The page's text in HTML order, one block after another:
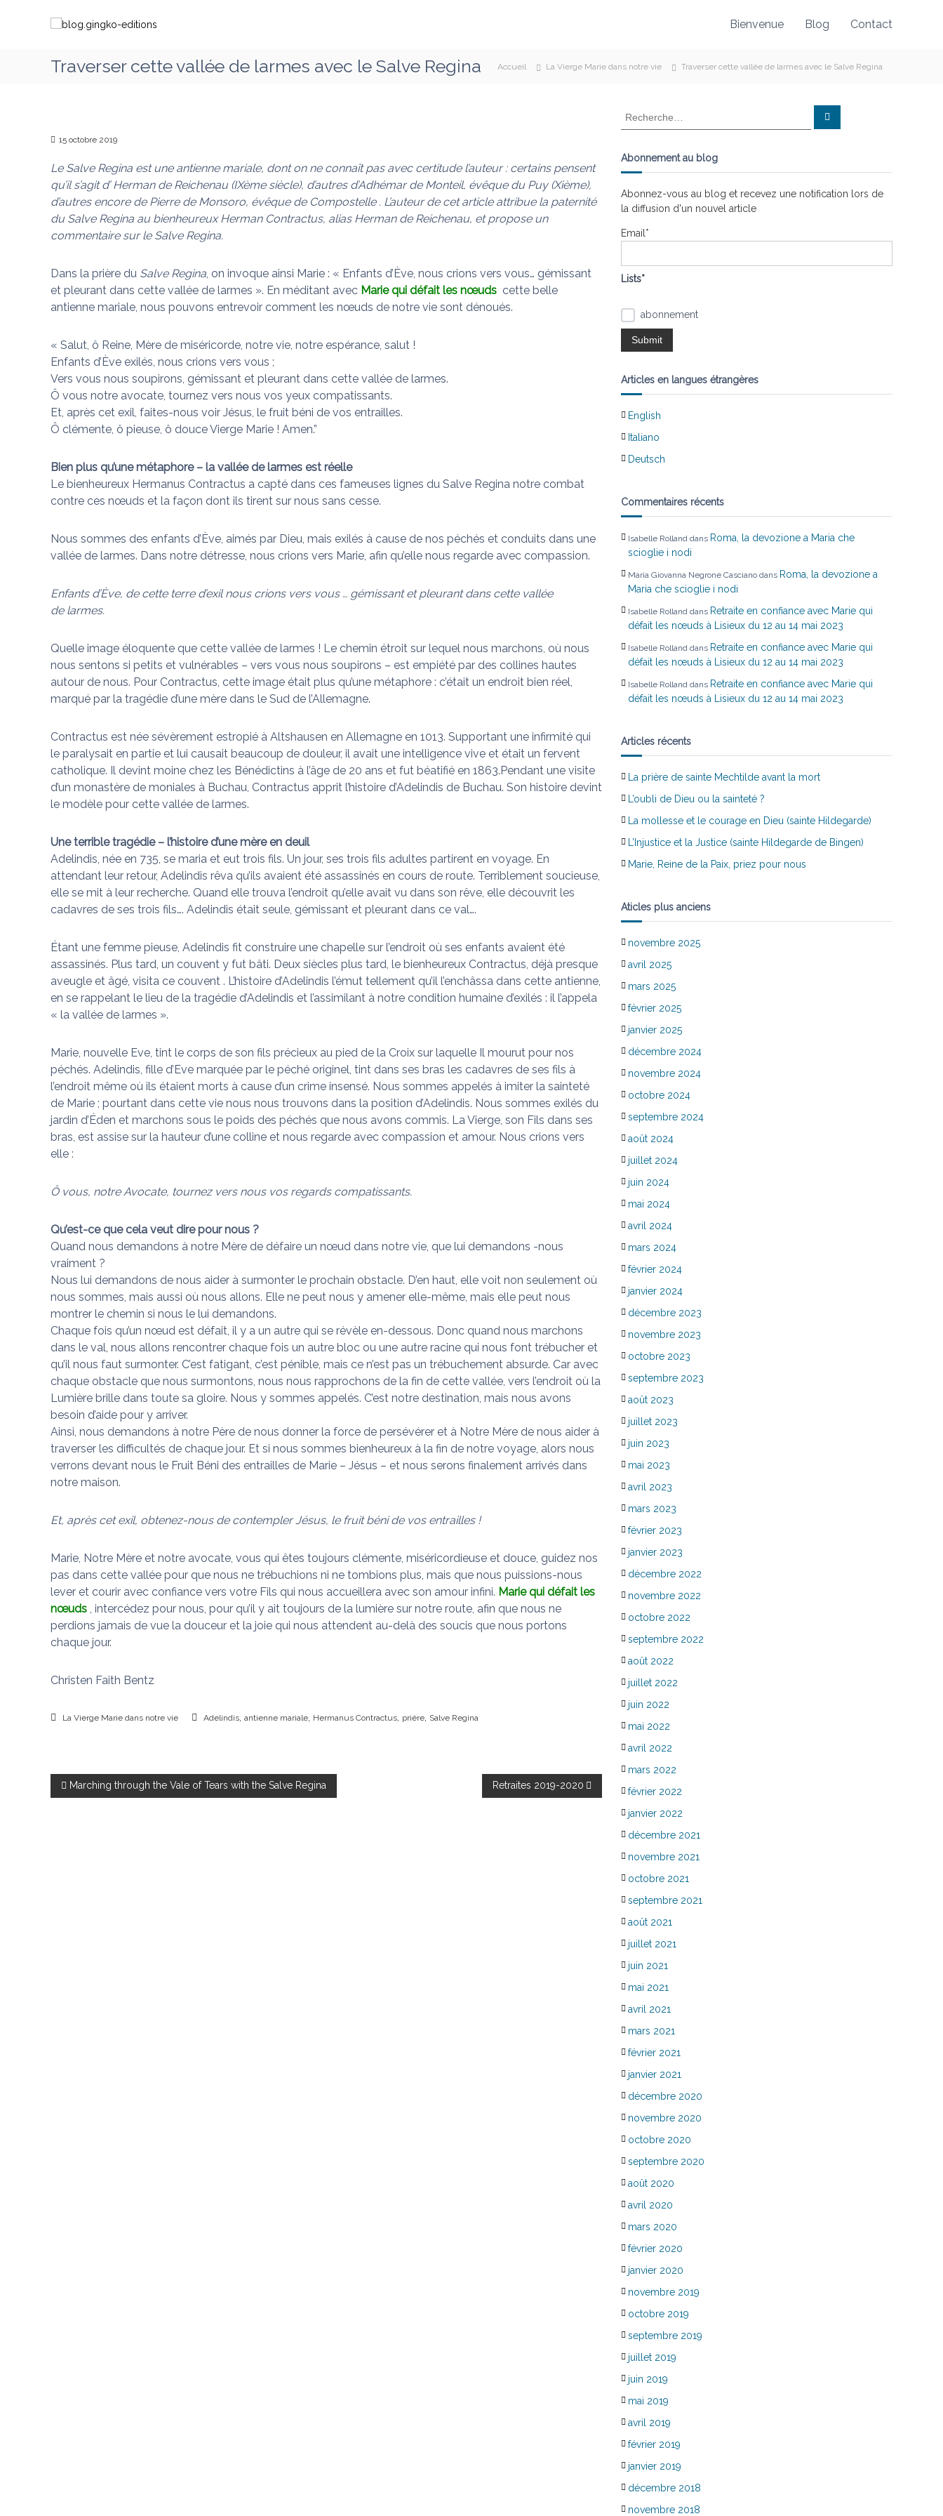
g
.
k
o
-
e
d
i
o
n
m
a
v
e
c
M
i
e
q
i
d
é
f
a
i
l
e
s
œ
u
Bienvenue Blog Contact
Traverser cette vallée de larmes avec le Salve Regina Accueil La Vierge Marie dans notre vie Traverser cette vallée de larmes avec le Salve Regina
15 octobre 2019
Le Salve Regina est une antienne mariale, dont on ne connaît pas avec certitude l’auteur : certains pensent
qu’il s’agit d’ Herman de Reichenau (IXème siècle), d’autres d’Adhémar de Monteil, évêque du Puy (Xième),
d’autres encore de Pierre de Monsoro, évêque de Compostelle . L’auteur de cet article attribue la paternité
du Salve Regina au bienheureux Herman Contractus, alias Herman de Reichenau, et propose un
commentaire sur le Salve Regina.
Dans la prière du Salve Regina, on invoque ainsi Marie : « Enfants d’Ève, nous crions vers vous… gémissant
et pleurant dans cette vallée de larmes ». En méditant avec Marie qui défait les nœuds cette belle
antienne mariale, nous pouvons entrevoir comment les nœuds de notre vie sont dénoués.
« Salut, ô Reine, Mère de miséricorde, notre vie, notre espérance, salut !
Enfants d’Ève exilés, nous crions vers vous ;
Vers vous nous soupirons, gémissant et pleurant dans cette vallée de larmes.
Ô vous notre avocate, tournez vers nous vos yeux compatissants.
Et, après cet exil, faites-nous voir Jésus, le fruit béni de vos entrailles.
Ô clémente, ô pieuse, ô douce Vierge Marie ! Amen.”
Bien plus qu’une métaphore – la vallée de larmes est réelle
Le bienheureux Hermanus Contractus a capté dans ces fameuses lignes du Salve Regina notre combat
contre ces nœuds et la façon dont ils tirent sur nous sans cesse.
Nous sommes des enfants d’Ève, aimés par Dieu, mais exilés à cause de nos péchés et conduits dans une
vallée de larmes. Dans notre détresse, nous crions vers Marie, afin qu’elle nous regarde avec compassion.
Enfants d’Ève, de cette terre d’exil nous crions vers vous … gémissant et pleurant dans cette vallée
de larmes.
Quelle image éloquente que cette vallée de larmes ! Le chemin étroit sur lequel nous marchons, où nous
nous sentons si petits et vulnérables – vers vous nous soupirons – est empiété par des collines hautes
autour de nous. Pour Contractus, cette image était plus qu’une métaphore : c’était un endroit bien réel,
marqué par la tragédie d’une mère dans le Sud de l’Allemagne.
Contractus est née sévèrement estropié à Altshausen en Allemagne en 1013. Supportant une infirmité qui
le paralysait en partie et lui causait beaucoup de douleur, il avait une intelligence vive et était un fervent
catholique. Il devint moine chez les Bénédictins à l’âge de 20 ans et fut béatifié en 1863.Pendant une visite
d’un monastère de moniales à Buchau, Contractus apprit l’histoire d’Adelindis de Buchau. Son histoire devint
le modèle pour cette vallée de larmes.
Une terrible tragédie – l’histoire d’une mère en deuil
Adelindis, née en 735, se maria et eut trois fils. Un jour, ses trois fils adultes partirent en voyage. En
attendant leur retour, Adelindis rêva qu’ils avaient été assassinés en cours de route. Terriblement soucieuse,
elle se mit à leur recherche. Quand elle trouva l’endroit qu’elle avait vu dans son rêve, elle découvrit les
cadavres de ses trois fils…. Adelindis était seule, gémissant et pleurant dans ce val….
Étant une femme pieuse, Adelindis fit construire une chapelle sur l’endroit où ses enfants avaient été
assassinés. Plus tard, un couvent y fut bâti. Deux siècles plus tard, le bienheureux Contractus, déjà presque
aveugle et âgé, visita ce couvent . L’histoire d’Adelindis l’émut tellement qu’il l’enchâssa dans cette antienne,
en se rappelant le lieu de la tragédie d’Adelindis et l’assimilant à notre condition humaine d’exilés : il l’appela
« la vallée de larmes ».
Marie, nouvelle Eve, tint le corps de son fils précieux au pied de la Croix sur laquelle Il mourut pour nos
péchés. Adelindis, fille d’Eve marquée par le péché originel, tint dans ses bras les cadavres de ses fils à
l’endroit même où ils étaient morts à cause d’un crime insensé. Nous sommes appelés à imiter la sainteté
de Marie ; pourtant dans cette vie nous nous trouvons dans la position d’Adelindis. Nous sommes exilés du
jardin d’Éden et marchons sous le poids des péchés que nous avons commis. La Vierge, son Fils dans ses
bras, est assise sur la hauteur d’une colline et nous regarde avec compassion et amour. Nous crions vers
elle :
Ô vous, notre Avocate, tournez vers nous vos regards compatissants.
Qu’est-ce que cela veut dire pour nous ?
Quand nous demandons à notre Mère de défaire un nœud dans notre vie, que lui demandons -nous
vraiment ?
Nous lui demandons de nous aider à surmonter le prochain obstacle. D’en haut, elle voit non seulement où
nous sommes, mais aussi où nous allons. Elle ne peut nous y amener elle-même, mais elle peut nous
montrer le chemin si nous le lui demandons.
Chaque fois qu’un nœud est défait, il y a un autre qui se révèle en-dessous. Donc quand nous marchons
dans le val, nous allons rencontrer chaque fois un autre bloc ou une autre racine qui nous font trébucher et
qu’il nous faut surmonter. C’est fatigant, c’est pénible, mais ce n’est pas un trébuchement absurde. Car avec
chaque obstacle que nous surmontons, nous nous rapprochons de la fin de cette vallée, vers l’endroit où la
Lumière brille dans toute sa gloire. Nous y sommes appelés. C’est notre destination, mais nous avons
besoin d’aide pour y arriver.
Ainsi, nous demandons à notre Père de nous donner la force de persévérer et à Notre Mère de nous aider à
traverser les difficultés de chaque jour. Et si nous sommes bienheureux à la fin de notre voyage, alors nous
verrons devant nous le Fruit Béni des entrailles de Marie – Jésus – et nous serons finalement arrivés dans
notre maison.
Et, après cet exil, obtenez-nous de contempler Jésus, le fruit béni de vos entrailles !
Marie, Notre Mère et notre avocate, vous qui êtes toujours clémente, miséricordieuse et douce, guidez nos
pas dans cette vallée pour que nous ne trébuchions ni ne tombions plus, mais que nous puissions-nous
lever et courir avec confiance vers votre Fils qui nous accueillera avec son amour infini. Marie qui défait les
nœuds , intercédez pour nous, pour qu’il y ait toujours de la lumière sur notre route, afin que nous ne
perdions jamais de vue la douceur et la joie qui nous attendent au-delà des soucis que nous portons
chaque jour.
Christen Faith Bentz
La Vierge Marie dans notre vie Adelindis antienne mariale Hermanus Contractus prière Salve Regina
N Marching through the Vale of Tears with the Salve Regina Retraites 2019-2020
h
e
c
h
e
r
R
c
r
Abonnement au blog
Abonnez-vous au blog et recevez une notification lors de
la diffusion d'un nouvel article
Email*
Lists*
abonnement
Articles en langues étrangères
English
Italiano
Deutsch
Commentaires récents
Isabelle Rolland dans Roma, la devozione a Maria che
scioglie i nodi
Maria Giovanna Negrone Casciano dans Roma, la devozione a
Maria che scioglie i nodi
Isabelle Rolland dans Retraite en confiance avec Marie qui
défait les nœuds à Lisieux du 12 au 14 mai 2023
Isabelle Rolland dans Retraite en confiance avec Marie qui
défait les nœuds à Lisieux du 12 au 14 mai 2023
Isabelle Rolland dans Retraite en confiance avec Marie qui
défait les nœuds à Lisieux du 12 au 14 mai 2023
Articles récents
La prière de sainte Mechtilde avant la mort
L’oubli de Dieu ou la sainteté ?
La mollesse et le courage en Dieu (sainte Hildegarde)
L’Injustice et la Justice (sainte Hildegarde de Bingen)
Marie, Reine de la Paix, priez pour nous
Aticles plus anciens
novembre 2025
avril 2025
mars 2025
février 2025
janvier 2025
décembre 2024
novembre 2024
octobre 2024
septembre 2024
août 2024
juillet 2024
juin 2024
mai 2024
avril 2024
mars 2024
février 2024
janvier 2024
décembre 2023
novembre 2023
octobre 2023
septembre 2023
août 2023
juillet 2023
juin 2023
mai 2023
avril 2023
mars 2023
février 2023
janvier 2023
décembre 2022
novembre 2022
octobre 2022
septembre 2022
août 2022
juillet 2022
juin 2022
mai 2022
avril 2022
mars 2022
février 2022
janvier 2022
décembre 2021
novembre 2021
octobre 2021
septembre 2021
août 2021
juillet 2021
juin 2021
mai 2021
avril 2021
mars 2021
février 2021
janvier 2021
décembre 2020
novembre 2020
octobre 2020
septembre 2020
août 2020
avril 2020
mars 2020
février 2020
janvier 2020
novembre 2019
octobre 2019
septembre 2019
juillet 2019
juin 2019
mai 2019
avril 2019
février 2019
janvier 2019
décembre 2018
novembre 2018